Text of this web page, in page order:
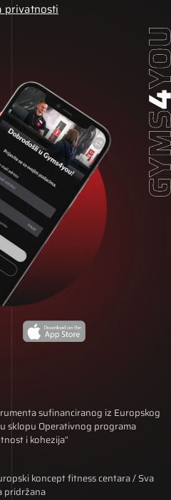
privatnosti
sufinanciranog iz Europskog
sklopu Operativnog programa
i kohezija”
koncept fitness centara / Sva
pridržana